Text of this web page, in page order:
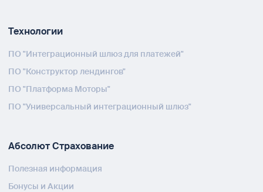
Технологии
ПО "Интеграционный шлюз для платежей"
ПО "Конструктор лендингов"
ПО "Платформа Моторы"
ПО "Универсальный интеграционный шлюз"
Абсолют Страхование
Полезная информация
Бонусы и Акции